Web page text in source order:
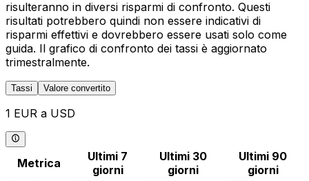
risulteranno in diversi risparmi di confronto. Questi
risultati potrebbero quindi non essere indicativi di
risparmi effettivi e dovrebbero essere usati solo come
guida. Il grafico di confronto dei tassi è aggiornato
trimestralmente.
Tassi Valore convertito
1 EUR a USD
Metrica
Ultimi 7
giorni
Ultimi 30
giorni
Ultimi 90
giorni